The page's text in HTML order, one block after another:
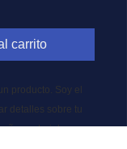
carrito
producto. Soy el
detalles sobre tu
materiales,